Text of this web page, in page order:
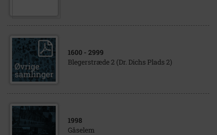
1600 - 2999
Blegerstræde 2 (Dr. Dichs Plads 2)
1998
Gåselem